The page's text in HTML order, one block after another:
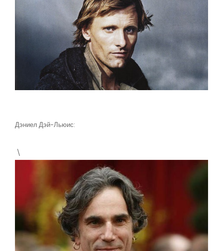
Дэниел Дэй-Льюис:
\